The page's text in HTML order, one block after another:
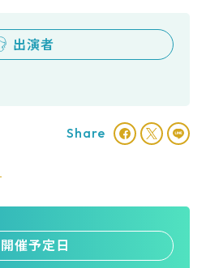
出演者
Share
開催予定日